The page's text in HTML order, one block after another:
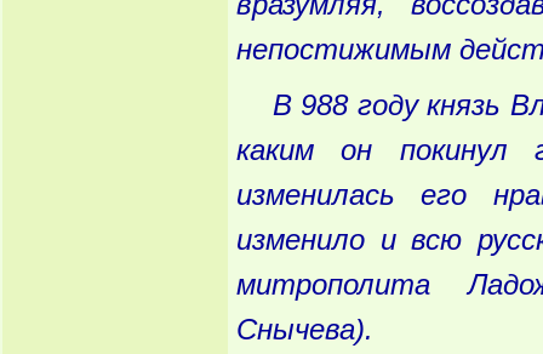
непостижимым
В 988 годукнязь
каким он покинул
изменилась его
изменило ивсю
митрополита
Снычева).